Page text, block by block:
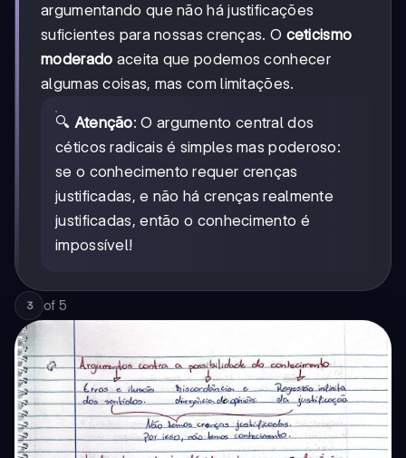
argumentando que não há justificações
suficientes para nossas crenças. O ceticismo
moderado aceita que podemos conhecer
algumas coisas, mas com limitações.
🔍 Atenção: O argumento central dos
céticos radicais é simples mas poderoso:
se o conhecimento requer crenças
justificadas, e não há crenças realmente
justificadas, então o conhecimento é
impossível!
3 of 5